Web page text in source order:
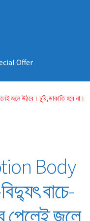
Offer
জলে উঠবে। চুরি,ডাকাতি হবে না।
Body
বাচে-
পেলেই জলে